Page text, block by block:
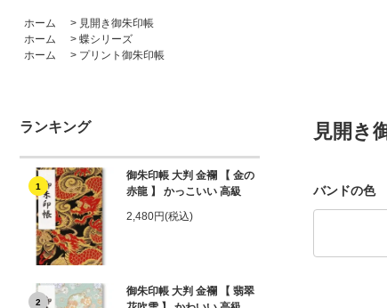
ホーム > 見開き御朱印帳
ホーム
> 蝶シリーズ
ホーム
> プリント御朱印帳
ランキング
1
御朱印帳 大判 金襴 【 金の
赤龍 】 かっこいい 高級
2,480円(税込)
2
御朱印帳 大判 金襴 【 翡翠
見開き
バンドの色